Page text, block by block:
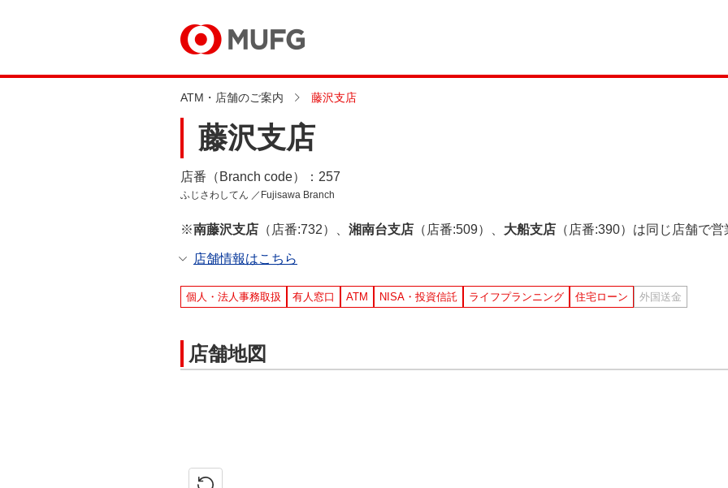
ATM・店舗のご案内 藤沢支店
藤沢支店
店番（Branch code）：257
ふじさわしてん ／Fujisawa Branch
※南藤沢支店 （店番:732）、 湘南台支店 （店番:509）、 大船支店 （店番:390）は同じ店舗で
店舗情報はこちら
個人・法人事務取扱 有人窓口 ATM NISA・投資信託 ライフプランニング 住宅ローン 外国送金
店舗地図